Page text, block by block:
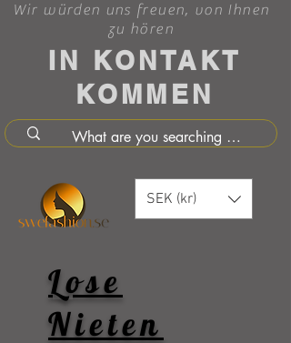
IN KONTAKT
KOMMEN
Wir würden uns freuen, von Ihnen
zu hören
SEK (kr)
Lose
Nieten